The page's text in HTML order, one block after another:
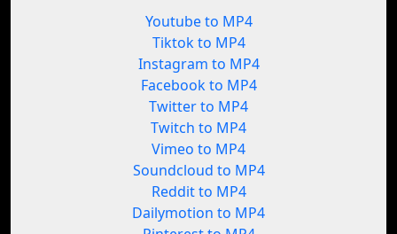
Youtube to MP4
Tiktok to MP4
Instagram to MP4
Facebook to MP4
Twitter to MP4
Twitch to MP4
Vimeo to MP4
Soundcloud to MP4
Reddit to MP4
Dailymotion to MP4